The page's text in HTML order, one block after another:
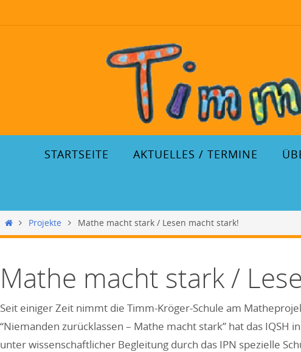
STARTSEITE AKTUELLES / TERMINE
Projekte Mathe macht stark / Lesen macht stark!
Mathe macht stark /
Seit einiger Zeit nimmt die Timm-Kröger-Schule am
“Niemanden zurücklassen – Mathe macht stark” hat das
unter wissenschaftlicher Begleitung durch das IPN spezielle